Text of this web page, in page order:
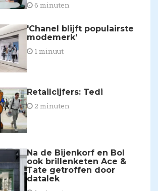
6 minuten
'Chanel blijft populairste
modemerk'
1 minuut
Retailcijfers: Tedi
2 minuten
Na de Bijenkorf en Bol
ook brillenketen Ace &
Tate getroffen door
datalek